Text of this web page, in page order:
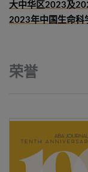
大中华区2023及
2023年中国生命科
荣誉